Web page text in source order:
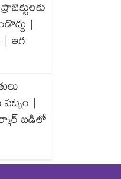
|
| ఇగ
పట్నం |
బడిలో